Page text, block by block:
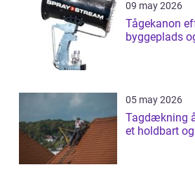
09 may 2026
Tågekanon effektiv støvkontrol på
byggeplads
05 may 2026
Tagdækning
et holdbart